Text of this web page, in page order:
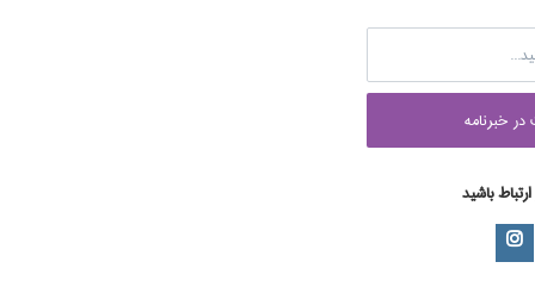
خبرنامه
باشید